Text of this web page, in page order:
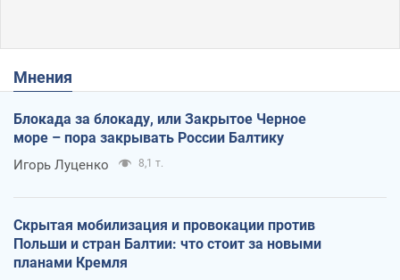
Мнения
Блокада за блокаду, или Закрытое Черное
море – пора закрывать России Балтику
Игорь Луценко 8,1 т.
Скрытая мобилизация и провокации против
Польши и стран Балтии: что стоит за новыми
планами Кремля